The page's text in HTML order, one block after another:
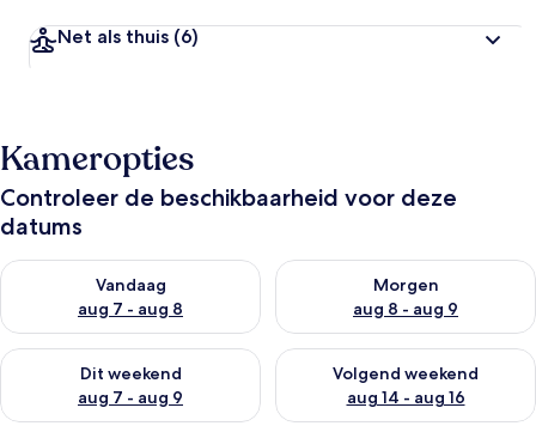
Net als thuis (6)
Kameropties
Controleer de beschikbaarheid voor deze
datums
Vandaag
aug 7 - aug 8
De beschikbaarheid controleren voor vanavond aug 7 - aug 8
Morgen
aug 8 - aug 9
De beschikbaarheid
Dit weekend
aug 7 - aug 9
De beschikbaarheid controleren voor dit weekend aug 7 -
Volgend weekend
aug 14 - aug 16
De beschikbaarheid